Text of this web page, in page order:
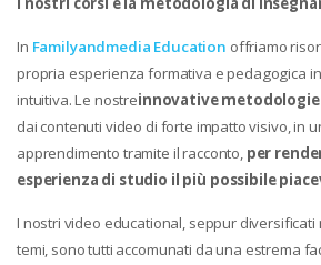
In Familyandmedia Education offriamo
propria esperienza formativa e pedagogica
intuitiva. Le nostreinnovative
dai contenuti video di forte impatto visivo, in
apprendimento tramite il racconto, per
esperienza di studio il più possibile
I nostri video educational, seppur diversificati
temi, sono tutti accomunati da una estrema